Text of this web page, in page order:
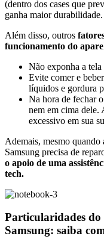
(dentro dos cases que
ganha maior durabilidade.
Além disso, outros
funcionamento do
Não exponha a
Evite comer e
líquidos e gordura
Na hora de fechar
nem em cima dele.
excessivo em sua
Ademais, mesmo
Samsung precisa de
o apoio de uma
tech.
Particularidades
Samsung: saiba